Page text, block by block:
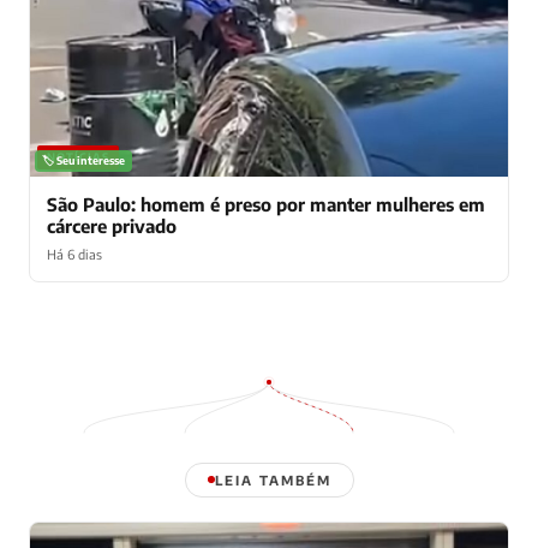
NOTÍCIAS
🏷️ Seu interesse
São Paulo: homem é preso por manter mulheres em
cárcere privado
Há 6 dias
LEIA TAMBÉM